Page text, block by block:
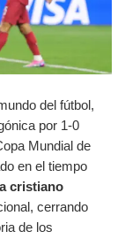
del fútbol,
por 1-0
Mundial de
en el tiempo
cristiano
cerrando
de los